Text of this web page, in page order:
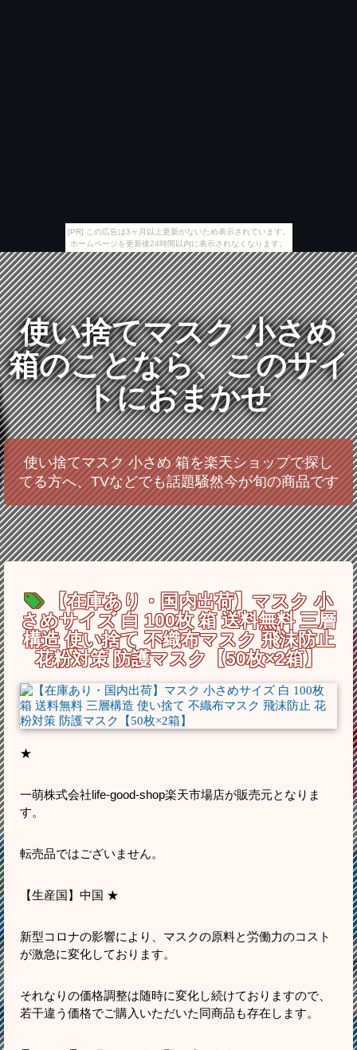
[PR] この広告は3ヶ月以上更新がないため表示されています。
ホームページを更新後24時間以内に表示されなくなります。
使い捨てマスク 小さめ
箱のことなら、このサイ
トにおまかせ
使い捨てマスク 小さめ 箱を楽天ショップで探し
てる方へ、TVなどでも話題騒然今が旬の商品です
【在庫あり・国内出荷】マスク 小
さめサイズ 白 100枚 箱 送料無料 三層
構造 使い捨て 不織布マスク 飛沫防止
花粉対策 防護マスク【50枚×2箱】
★
一萌株式会社life-good-shop楽天市場店が販売元となりま
す。
転売品ではございません。
【生産国】中国 ★
新型コロナの影響により、マスクの原料と労働力のコスト
が激急に変化しております。
それなりの価格調整は随時に変化し続けておりますので、
若干違う価格でご購入いただいた同商品も存在します。